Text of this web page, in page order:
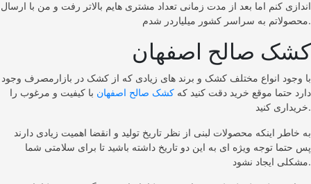
اندازی کنم اما بعد از مدت زمانی تعداد مشتری هایم بالاتر رفت و من با ارسال
محصولاتم به سراسر کشور میلیاردر شدم.
کشک صالح اصفهان
با وجود انواع مختلف کشک و برند های زیادی که از کشک در بازارمصرف وجود
دارد حتما موقع خرید دقت کنید که کشک صالح اصفهان با کیفیت و مرغوب را
خریداری کنید.
به خاطر اینکه محصولات لبنی از نظر تاریخ تولید و انقضا اهمیت زیادی دارند
پس حتما توجه ویژه ‌ای به این دو تاریخ داشته باشید تا برای سلامتی شما
مشکلی ایجاد نشود.